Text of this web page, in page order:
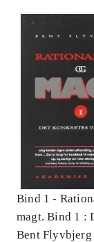
Bind 1 -
magt. Bind 1 :
konkretes
Bent Flyvbjerg